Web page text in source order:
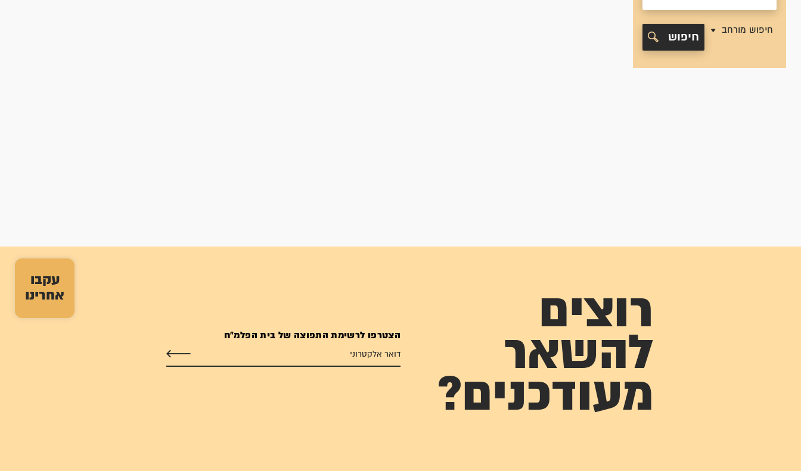
עקבו
אחרינו
חיפוש מורחב
חיפוש
רוצים
להשאר
מעודכנים?
הצטרפו לרשימת התפוצה של בית הפלמ"ח